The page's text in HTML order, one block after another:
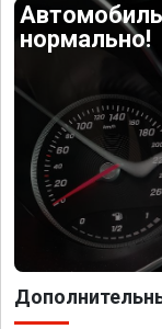
Автомобиль
нормально!